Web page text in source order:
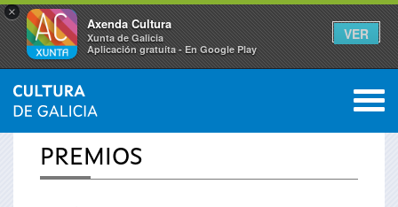
×
Axenda Cultura
Xunta de Galicia
Aplicación gratuíta - En Google Play
VER
Vostede
está
INICIO 0
PREMIOS